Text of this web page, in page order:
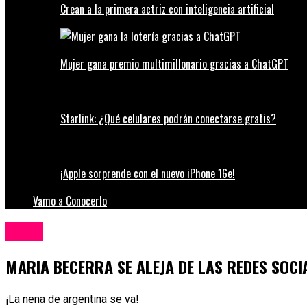
Crean a la primera actriz con inteligencia artificial
Mujer gana premio multimillonario gracias a ChatGPT
Starlink: ¿Qué celulares podrán conectarse gratis?
¡Apple sorprende con el nuevo iPhone 16e!
Vamo a Conocerlo
MARIA BECERRA SE ALEJA DE LAS REDES
¡La nena de argentina se va!